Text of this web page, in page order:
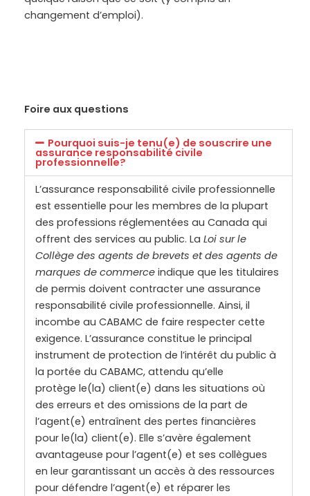
changement d’emploi).
Foire aux questions
Pourquoi suis-je tenu(e) de souscrire une
assurance responsabilité civile
professionnelle?
L’assurance responsabilité civile professionnelle
est essentielle pour les membres de la plupart
des professions réglementées au Canada qui
offrent des services au public. La Loi sur le
Collège des agents de brevets et des agents de
marques de commerce indique que les titulaires
de permis doivent contracter une assurance
responsabilité civile professionnelle. Ainsi, il
incombe au CABAMC de faire respecter cette
exigence. L’assurance constitue le principal
instrument de protection de l’intérêt du public à
la portée du CABAMC, attendu qu’elle
protège le(la) client(e) dans les situations où
des erreurs et des omissions de la part de
l’agent(e) entraînent des pertes financières
pour le(la) client(e). Elle s’avère également
avantageuse pour l’agent(e) et ses collègues
en leur garantissant un accès à des ressources
pour défendre l’agent(e) et réparer les